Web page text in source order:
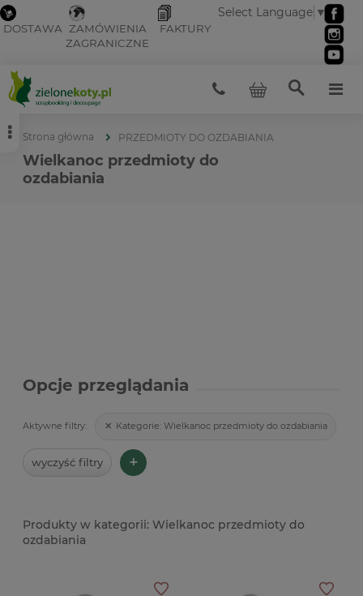
DOSTAWA ZAMÓWIENIA
ZAGRANICZNE
FAKTURY
Select Language ▼
Strona główna PRZEDMIOTY DO OZDABIANIA
Wielkanoc przedmioty do
ozdabiania
Opcje przeglądania
Aktywne filtry: Kategorie: Wielkanoc przedmioty do ozdabiania
wyczyść filtry +
Wielkanoc przedmioty do
ozdabiania